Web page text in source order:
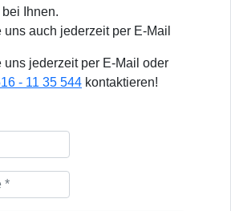
Ihnen.
auch jederzeit per E-Mail
uns jederzeit per E-Mail oder
- 11 35 544 kontaktieren!